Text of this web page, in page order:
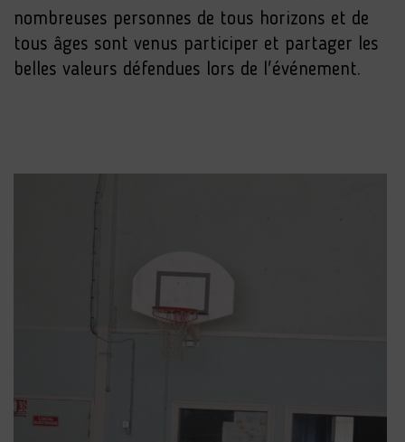
nombreuses personnes de tous horizons et de
tous âges sont venus participer et partager les
belles valeurs défendues lors de l'événement.